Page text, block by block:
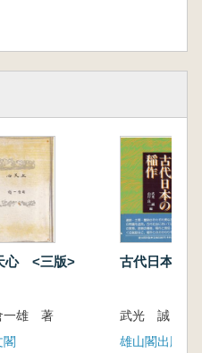
心 <三版>
一雄 著
閣
古代日本の
雄山閣出版